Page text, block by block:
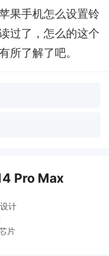
果手机怎么设置铃
过了，怎么的这个
所了解了吧。
Pro Max
计
片